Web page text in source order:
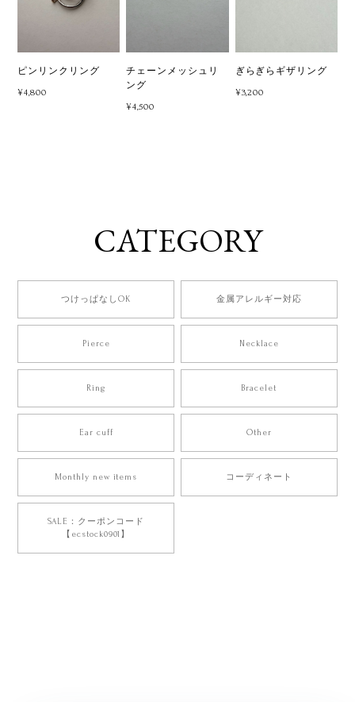
ピンリンクリング
¥4,800
チェーンメッシュリ
ング
¥4,500
ぎらぎらギザリング
¥3,200
CATEGORY
つけっぱなしOK 金属アレルギー対応
Pierce Necklace
Ring Bracelet
Ear cuff Other
Monthly new items コーディネート
SALE：クーポンコード
【ecstock0901】